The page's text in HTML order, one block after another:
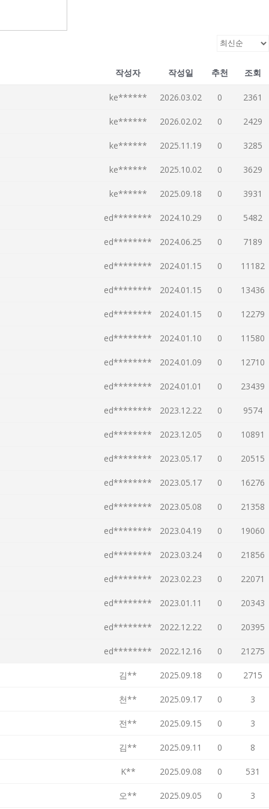
작성자 작성일 추천 조회
ke****** 2026.03.02 0 2361
ke****** 2026.02.02 0 2429
ke****** 2025.11.19 0 3285
ke****** 2025.10.02 0 3629
ke****** 2025.09.18 0 3931
ed******** 2024.10.29 0 5482
ed******** 2024.06.25 0 7189
ed******** 2024.01.15 0 11182
ed******** 2024.01.15 0 13436
ed******** 2024.01.15 0 12279
ed******** 2024.01.10 0 11580
ed******** 2024.01.09 0 12710
ed******** 2024.01.01 0 23439
ed******** 2023.12.22 0 9574
ed******** 2023.12.05 0 10891
ed******** 2023.05.17 0 20515
ed******** 2023.05.17 0 16276
ed******** 2023.05.08 0 21358
ed******** 2023.04.19 0 19060
ed******** 2023.03.24 0 21856
ed******** 2023.02.23 0 22071
ed******** 2023.01.11 0 20343
ed******** 2022.12.22 0 20395
ed******** 2022.12.16 0 21275
김** 2025.09.18 0 2715
천** 2025.09.17 0 3
전** 2025.09.15 0 3
김** 2025.09.11 0 8
K** 2025.09.08 0 531
오** 2025.09.05 0 3